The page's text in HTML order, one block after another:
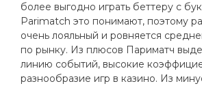
более выгодно играть беттеру с
Parimatch это понимают, поэтому
очень лояльный и ровняется
по рынку. Из плюсов Париматч
линию событий, высокие
разнообразие игр в казино. Из